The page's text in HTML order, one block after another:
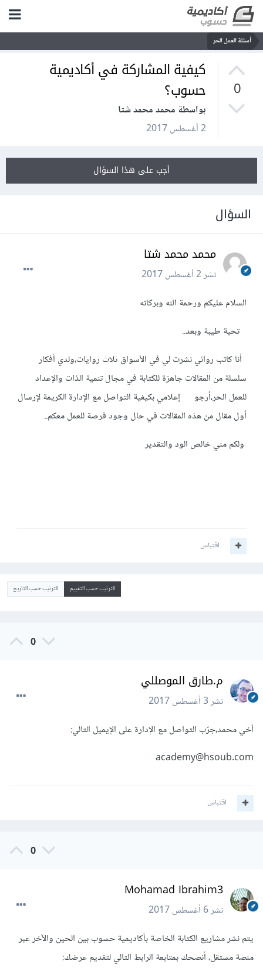
أسئلة العمل الحر
0
كيفية المشاركة في أكاديمية
حسوب؟
بواسطة محمد محمد شتا
2 أغسطس 2017
أجب على هذا السؤال
السؤال
محمد محمد شتا
نشر2 أغسطس 2017
السلام عليكم ورحمة الله وبركاته
تحية طيبة وبعد..
أنا كاتب روائي نشرت لي في الأسواق ثلاث روايات،ولدي أفكار
سلسلة من المقالات جاهزة للكتابة في مجال تنمية الذات والإعداد
للعمل الحر،أرجو إعلامي بكيفية التواصل مع الإدارة الكريمة لإرسال
أول مقال من هذه المقالات في حال وجود فرصة للعمل معكم..
ولكم مني خالص الود والتقدير
اقتباس
الترتيب حسب التقييم الترتيب حسب التاريخ
0
م.طارق الموصللي
نشر3 أغسطس 2017
أخي محمد،جرّب التواصل مع الإدارة على الإيميل التالي:
academy@hsoub.com
اقتباس
0
Mohamad Ibrahim3
نشر6 أغسطس 2017
يتم نشر مشاريع الكتابة الخاصة بأكاديمية حسوب بين الحين والآخر عبر
منصة مستقل، أنصحك بمتابعة الرابط التالي لتقديم عرضك: